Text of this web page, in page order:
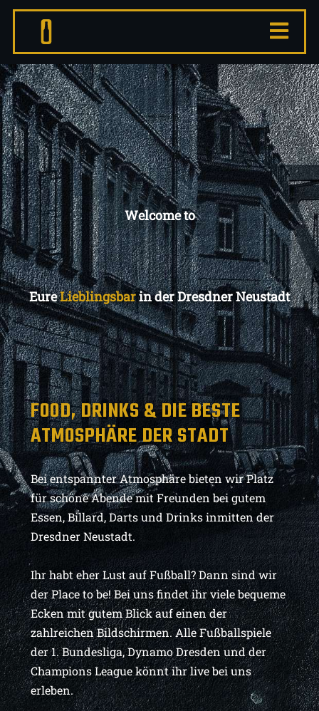
Welcome to
EureLieblingsbarin der Dresdner Neustadt
FOOD, DRINKS & DIE BESTE
ATMOSPHÄRE DER STADT
Bei entspannter Atmosphäre bieten wir Platz
für schöne Abende mit Freunden bei gutem
Essen, Billard, Darts und Drinks inmitten der
Dresdner Neustadt.
Ihr habt eher Lust auf Fußball? Dann sind wir
der Place to be! Bei uns findet ihr viele bequeme
Ecken mit gutem Blick auf einen der
zahlreichen Bildschirmen. Alle Fußballspiele
der 1. Bundesliga, Dynamo Dresden und der
Champions League könnt ihr live bei uns
erleben.